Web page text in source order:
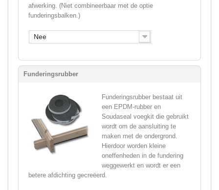
afwerking. (Niet combineerbaar met de optie
funderingsbalken.)
Nee
Funderingsrubber
Funderingsrubber bestaat uit
een EPDM-rubber en
Soudaseal voegkit die gebruikt
wordt om de aansluiting te
maken met de ondergrond.
Hierdoor worden kleine
oneffenheden in de fundering
weggewerkt en wordt er een
betere afdichting gecreëerd.